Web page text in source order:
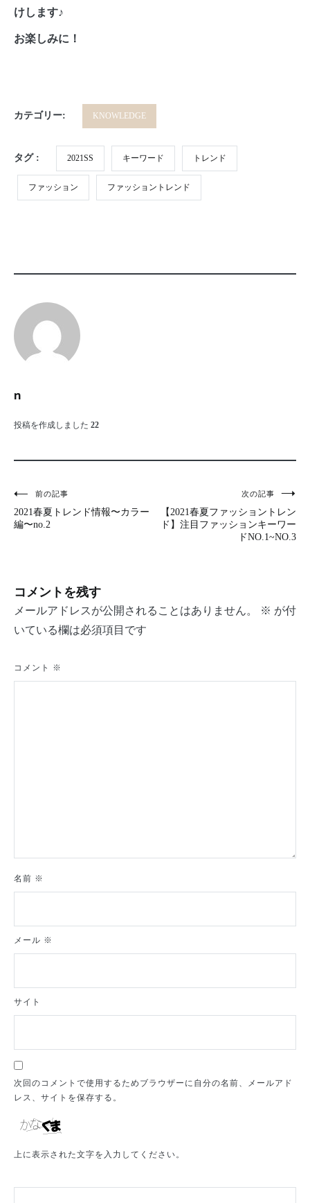
けします♪
お楽しみに！
カテゴリー: KNOWLEDGE
タグ : 2021SS キーワード トレンド
ファッション ファッショントレンド
n
投稿を作成しました 22
投
稿
ゲ
ー
ョ
前の記事
2021春夏トレンド情報〜カラー
編〜no.2
次の記事
【2021春夏ファッショントレン
ド】注目ファッションキーワー
ドNO.1~NO.3
コメントを残す
メールアドレスが公開されることはありません。 ※ が付
いている欄は必須項目です
コメント ※
名前 ※
メール ※
サイト
次回のコメントで使用するためブラウザーに自分の名前、メールアド
レス、サイトを保存する。
上に表示された文字を入力してください。